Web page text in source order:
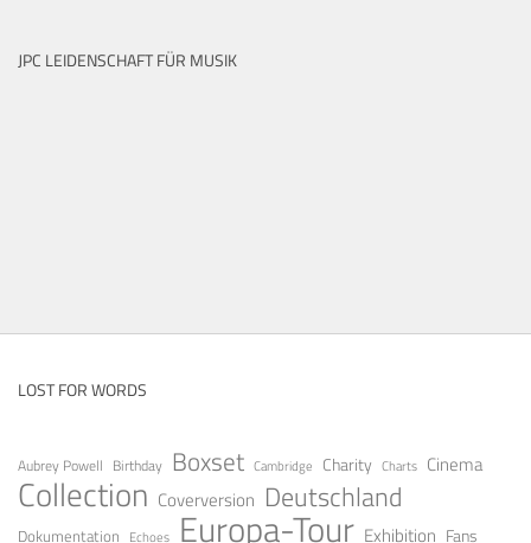
JPC LEIDENSCHAFT FÜR MUSIK
LOST FOR WORDS
Aubrey Powell Birthday Boxset Cambridge Charity Charts Cinema
Collection Coverversion Deutschland
Dokumentation Echoes Europa-Tour Exhibition Fans